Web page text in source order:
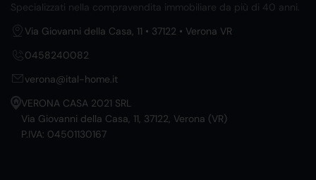
Specializzati nella compravendita immobiliare da più di 40 anni.
Via Giovanni della Casa, 11 • 37122 • Verona VR
0458240082
verona@ital-home.it
VERONA CASA 2021 SRL
Via Giovanni della Casa, 11, 37122, Verona (VR)
P.IVA: 04501130167